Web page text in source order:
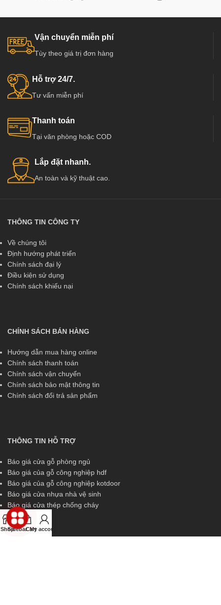
Vận chuyển miễn phí
Tùy theo giá trị đơn hàng
Hỗ trợ 24/7.
Tư vấn miễn phí
Thanh toán
Tại văn phòng hoặc COD
Lắp đặt nhanh.
An toàn và kỹ thuật cao.
THÔNG TIN CÔNG TY
Về chúng tôi
Định hướng phát triển
Chính sách đại lý
Điều kiện sử dụng
Chính sách khiếu nại
CHÍNH SÁCH BÁN HÀNG
Hướng dẫn mua hàng online
Chính sách thanh toán
Chính sách vận chuyển
Chính sách bảo mật thông tin
Chính sách đổi trả sản phẩm
THÔNG TIN HỖ TRỢ
Báo giá cửa gỗ phòng ngủ
Báo giá của gỗ công nghiệp hdf
Báo giá của gỗ công nghiệp kotdoor
Báo giá cửa nhựa nhà vệ sinh
Báo giá cửa thép chống cháy
ShopSidebarCart
My account